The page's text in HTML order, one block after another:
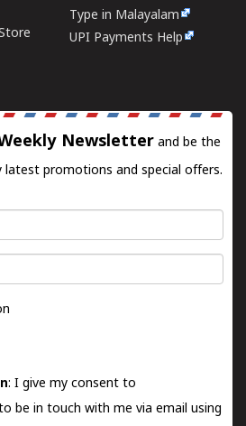
Type in Malayalam
UPI Payments Help
Newsletter and be the
promotions and special offers.
: I give my consent to
be in touch with me via email using